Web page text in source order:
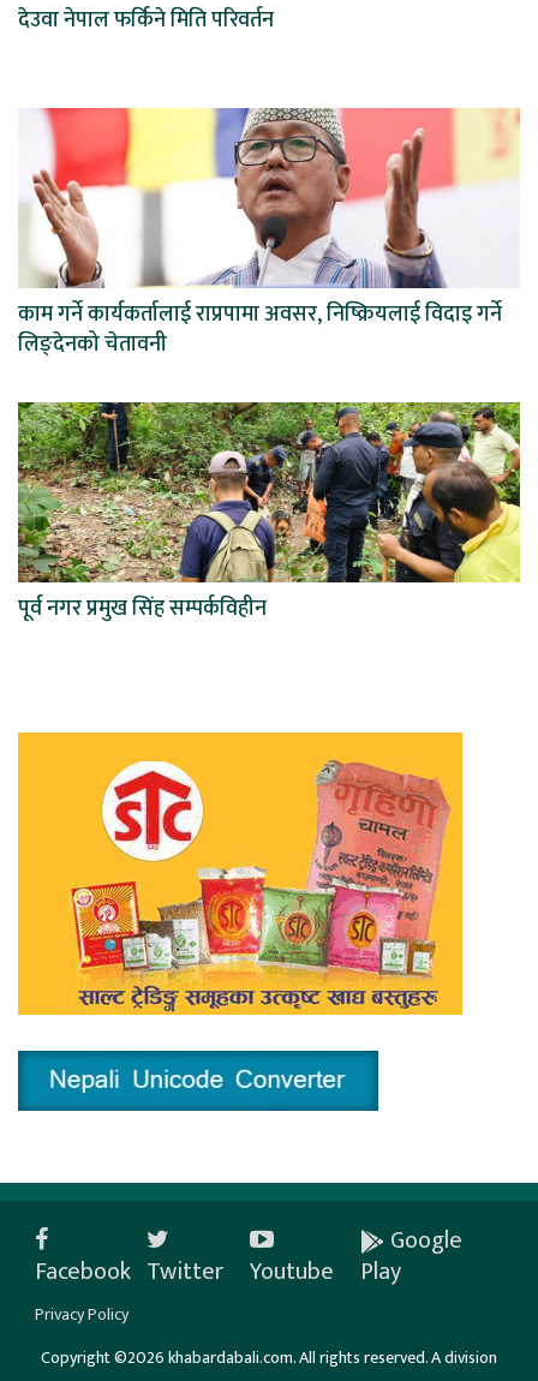
देउवा नेपाल फर्किने मिति परिवर्तन
काम गर्ने कार्यकर्तालाई राप्रपामा अवसर, निष्क्रियलाई विदाइ गर्ने
लिङ्देनको चेतावनी
पूर्व नगर प्रमुख सिंह सम्पर्कविहीन
Facebook Twitter Youtube
Google
Play
Privacy Policy
Copyright ©2026 khabardabali.com. All rights reserved. A division